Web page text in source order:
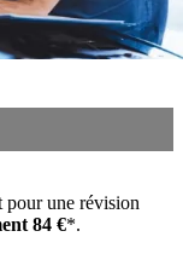
pour une révision
84 €*.